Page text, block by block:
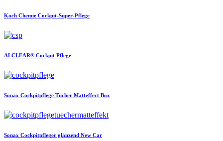
Koch Chemie Cockpit-Super-Pflege
ALCLEAR® Cockpit Pflege
Sonax Cockpitpflege Tücher Matteffect Box
Sonax Cockpitpfleger glänzend New Car